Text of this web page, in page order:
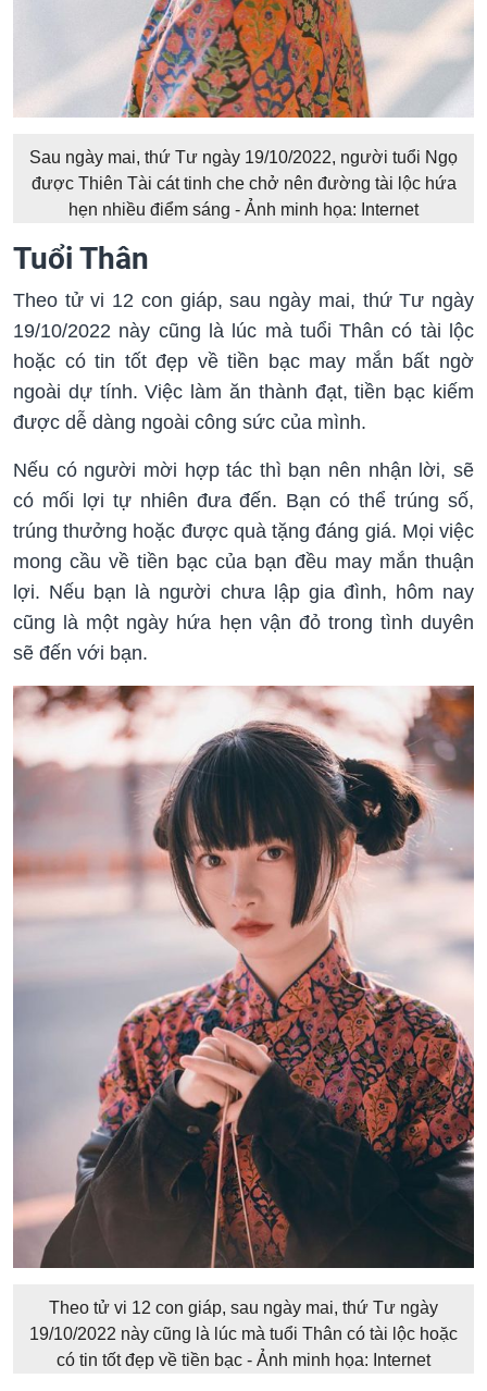
Sau ngày mai, thứ Tư ngày 19/10/2022, người tuổi Ngọ
được Thiên Tài cát tinh che chở nên đường tài lộc hứa
hẹn nhiều điểm sáng - Ảnh minh họa: Internet
Tuổi Thân
Theo tử vi 12 con giáp, sau ngày mai, thứ Tư ngày
19/10/2022 này cũng là lúc mà tuổi Thân có tài lộc
hoặc có tin tốt đẹp về tiền bạc may mắn bất ngờ
ngoài dự tính. Việc làm ăn thành đạt, tiền bạc kiếm
được dễ dàng ngoài công sức của mình.
Nếu có người mời hợp tác thì bạn nên nhận lời, sẽ
có mối lợi tự nhiên đưa đến. Bạn có thể trúng số,
trúng thưởng hoặc được quà tặng đáng giá. Mọi việc
mong cầu về tiền bạc của bạn đều may mắn thuận
lợi. Nếu bạn là người chưa lập gia đình, hôm nay
cũng là một ngày hứa hẹn vận đỏ trong tình duyên
sẽ đến với bạn.
Theo tử vi 12 con giáp, sau ngày mai, thứ Tư ngày
19/10/2022 này cũng là lúc mà tuổi Thân có tài lộc hoặc
có tin tốt đẹp về tiền bạc - Ảnh minh họa: Internet